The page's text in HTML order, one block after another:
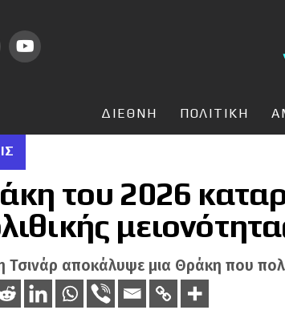
ΔΙΕΘΝΗ ΠΟΛΙΤΙΚΗ
του 2026
Τσινάρ αποκάλυψε μια Θράκη που